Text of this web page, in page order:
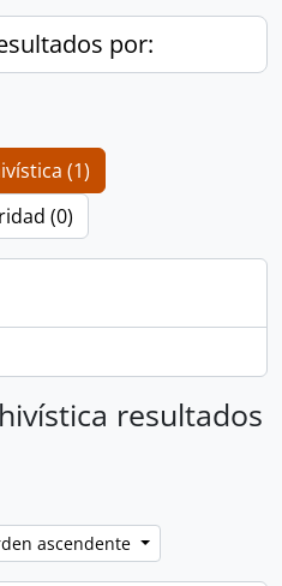
por:
(1)
(0)
resultados
ascendente